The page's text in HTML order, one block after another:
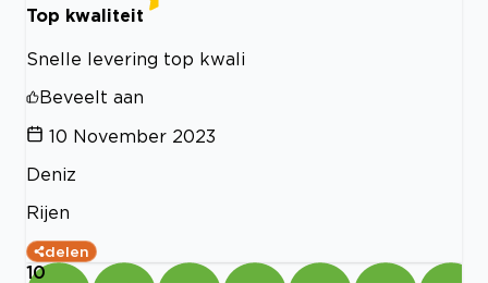
Top kwaliteit
Snelle levering top kwali
Beveelt aan
10 November 2023
Deniz
Rijen
delen
10